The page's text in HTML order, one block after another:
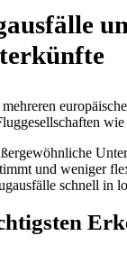
und weniger
schnell in